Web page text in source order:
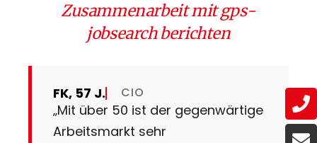
Zusammenarbeit mit gps-
jobsearch berichten
FK, 57 J. CIO
„Mit über 50 ist der gegenwärtige
Arbeitsmarkt sehr